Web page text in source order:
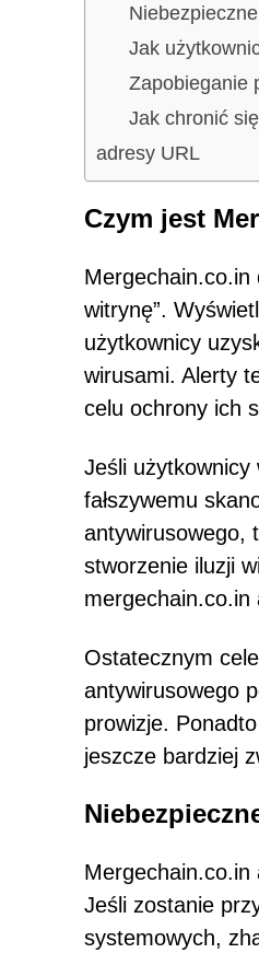
Jak
Zapobieganie
Jak chronić
adresy URL
Czym jest
Mergechain.co.in
witrynę”.
użytkownicy
wirusami. Alerty
celu ochrony ich
Jeśli użytkownicy
fałszywemu
antywirusowego,
stworzenie iluzji
mergechain.co.in
Ostatecznym
antywirusowego
prowizje.
jeszcze bardziej
Mergechain.co.in
Jeśli zostanie
systemowych,